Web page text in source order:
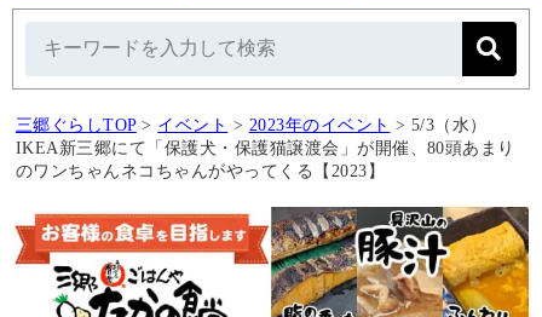
三郷ぐらしTOP > イベント > 2023年のイベント > 5/3（水）
IKEA新三郷にて「保護犬・保護猫譲渡会」が開催、80頭あまり
のワンちゃんネコちゃんがやってくる【2023】